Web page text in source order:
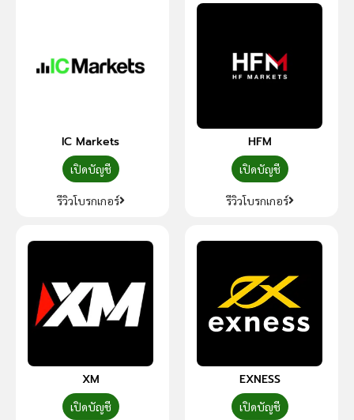
IC Markets
เปิดบัญชี
รีวิวโบรกเกอร์
HFM
เปิดบัญชี
รีวิวโบรกเกอร์
XM
เปิดบัญชี
EXNESS
เปิดบัญชี